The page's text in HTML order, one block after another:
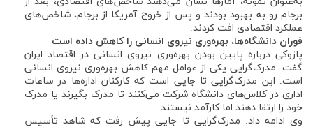
برجام رو به بهبود بودند و پس از خروج آمریکا از برجام، شاخص‌های
عملکرد اقتصادی افت کردند.
فوران دانشگاه‌ها، بهره‌وری نیروی انسانی را کاهش داده است
پازوکی درباره پایین بودن بهره‌وری نیروی انسانی در اقتصاد ایران
گفت: مدرک‌گرایی یکی از عوامل مهم کاهش بهره‌وری نیروی انسانی
است. این مدرک‌گرایی تا جایی است که کارکنان اداره‌ها در ساعات
اداری در کلاس‌های دانشگاه شرکت می‌کنند تا مدرک بگیرند یا مدرک
خود را ارتقا دهند اما کارآمد نیستند.
وی ادامه داد: مدرک‌گرایی تا جایی پیش رفت که شاهد تأسیس